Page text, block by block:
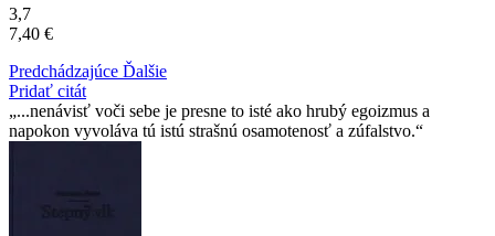
3,7
7,40 €
Predchádzajúce Ďalšie
Pridať citát
...nenávisť voči sebe je presne to isté ako hrubý egoizmus a
napokon vyvoláva tú istú strašnú osamotenosť a zúfalstvo.